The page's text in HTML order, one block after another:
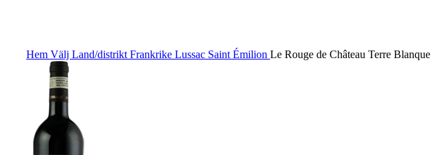
Hem Välj Land/distrikt Frankrike Lussac Saint Émilion Le Rouge de Château Terre Blanque